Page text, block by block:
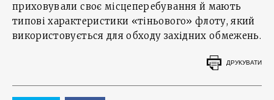
приховували своє місцеперебування й мають
типові характеристики «тіньового» флоту, який
використовується для обходу західних обмежень.
ДРУКУВАТИ